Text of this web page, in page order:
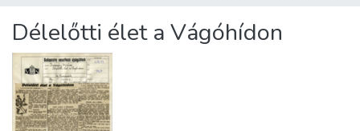
Statistics
About us
Délelőtti élet a Vágóhídon